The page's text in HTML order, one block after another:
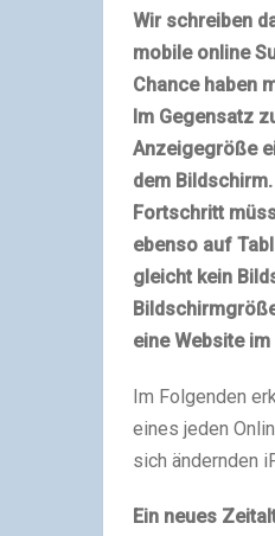
Wir schreiben
mobile online
Chance haben
Im Gegensatz
Anzeigegröße
dem
Fortschritt
ebenso auf
gleicht kein
eine Website
Im Folgenden
eines jeden
sich ändernden
Ein neues